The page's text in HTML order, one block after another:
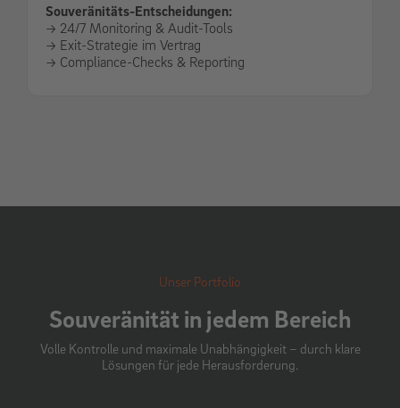
Souveränitäts-Entscheidungen:
-> 24/7 Monitoring & Audit-Tools
-> Exit-Strategie im Vertrag
-> Compliance-Checks & Reporting
Unser Portfolio
Souveränität in jedem Bereich
Volle Kontrolle und maximale Unabhängigkeit – durch klare
Lösungen für jede Herausforderung.